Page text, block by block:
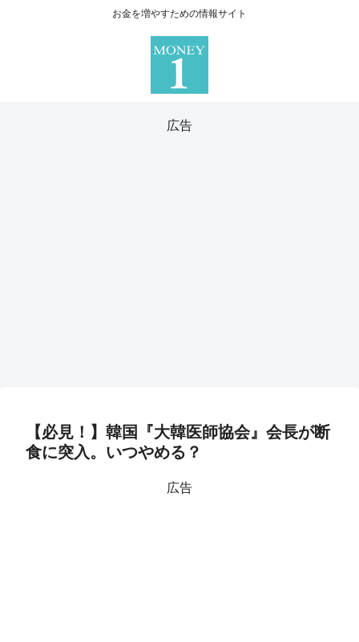
お金を増やすための情報サイト
広告
【必見！】韓国『大韓医師協会』会長が断
食に突入。いつやめる？
広告